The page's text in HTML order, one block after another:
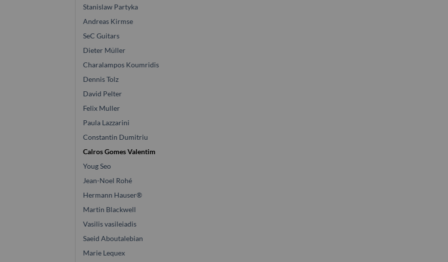
Stanislaw Partyka
Andreas Kirmse
SeC Guitars
Dieter Müller
Charalampos Koumridis
Dennis Tolz
David Pelter
Felix Muller
Paula Lazzarini
Constantin Dumitriu
Calros Gomes Valentim
Youg Seo
Jean-Noel Rohé
Hermann Hauser®
Martin Blackwell
Vasilis vasileiadis
Saeid Aboutalebian
Marie Lequex